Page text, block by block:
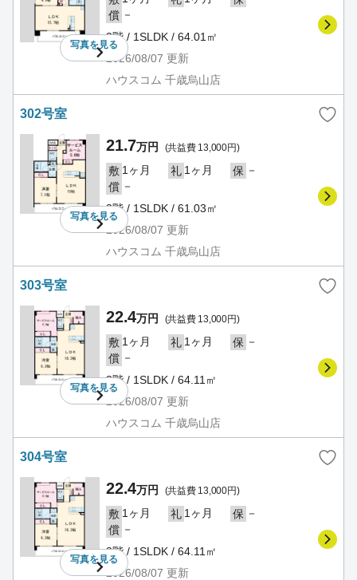
写真を見る
償 －
3階 / 1SLDK / 64.01㎡
2026/08/07 更新
ハウスコム 千歳烏山店
302号室
写真を見る
21.7万円 (共益費 13,000円)
敷 1ヶ月 礼 1ヶ月 保 －
償 －
3階 / 1SLDK / 61.03㎡
2026/08/07 更新
ハウスコム 千歳烏山店
303号室
写真を見る
22.4万円 (共益費 13,000円)
敷 1ヶ月 礼 1ヶ月 保 －
償 －
3階 / 1SLDK / 64.11㎡
2026/08/07 更新
ハウスコム 千歳烏山店
304号室
写真を見る
22.4万円 (共益費 13,000円)
敷 1ヶ月 礼 1ヶ月 保 －
償 －
3階 / 1SLDK / 64.11㎡
2026/08/07 更新